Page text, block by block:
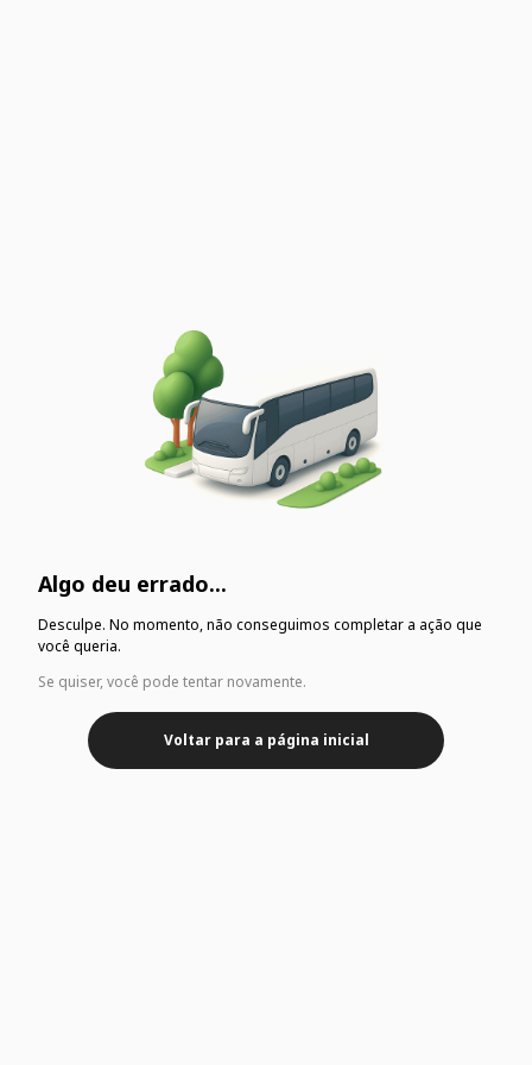
Algo deu errado...
Desculpe. No momento, não conseguimos completar a ação que
você queria.
Se quiser, você pode tentar novamente.
Voltar para a página inicial